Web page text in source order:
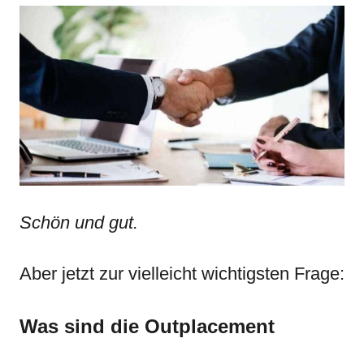
Schön und gut.
Aber jetzt zur vielleicht wichtigsten Frage:
Was sind die Outplacement